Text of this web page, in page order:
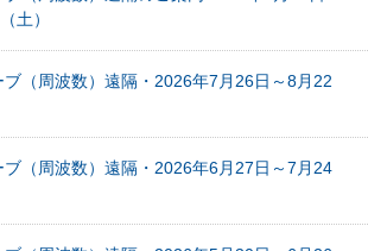
土）
ブ（周波数）遠隔・2026年7月26日～8月22
ブ（周波数）遠隔・2026年6月27日～7月24